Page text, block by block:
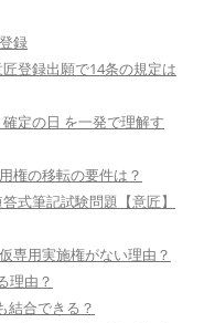
録
登録出願で14条の規定は
定の日 を一発で理解す
権の移転の要件は？
式筆記試験問題【意匠】
専用実施権がない理由？
理由？
結合できる？